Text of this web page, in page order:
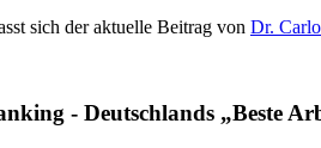
sich der aktuelle Beitrag von Dr.
- Deutschlands „Beste